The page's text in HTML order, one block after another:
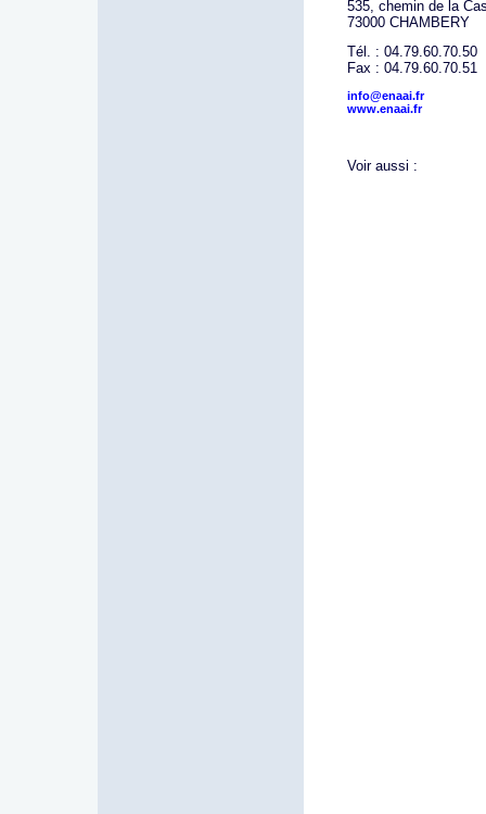
535, chemin de la
73000 CHAMBERY
Tél. : 04.79.60.70.50
Fax : 04.79.60.70.51
info@enaai.fr
www.enaai.fr
Voir aussi :